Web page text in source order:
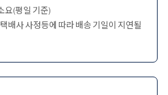
요(평일 기준)
배사 사정등에 따라 배송 기일이 지연될